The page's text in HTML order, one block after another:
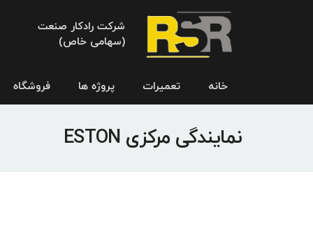
شرکت رادکار صنعت
(سهامی خاص)
خانه تعمیرات پروژه ها فروشگاه
نمایندگی مرکزی ESTON